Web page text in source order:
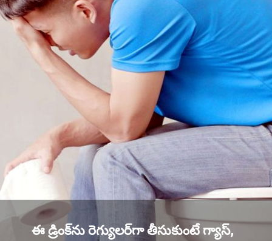
ఈ డ్రింక్‌ను రెగ్యులర్‌గా తీసుకుంటే గ్యాస్,